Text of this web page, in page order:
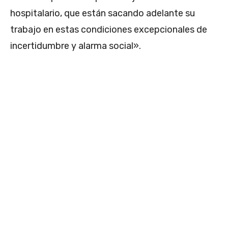
hospitalario, que están sacando adelante su
trabajo en estas condiciones excepcionales de
incertidumbre y alarma social».